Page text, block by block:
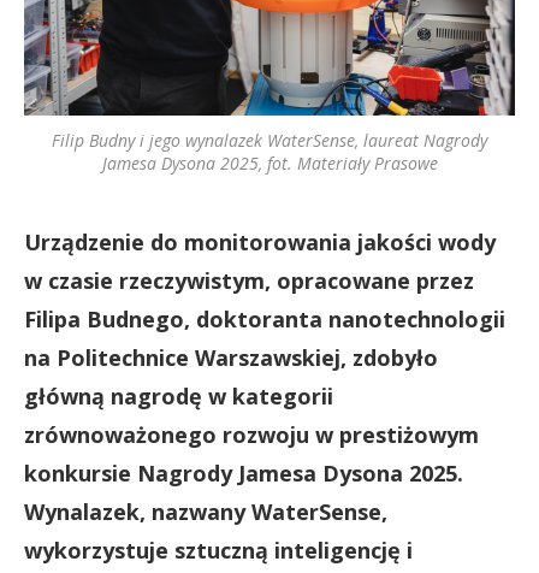
Filip Budny i jego wynalazek WaterSense, laureat Nagrody
Jamesa Dysona 2025, fot. Materiały Prasowe
Urządzenie do monitorowania jakości wody
w czasie rzeczywistym, opracowane przez
Filipa Budnego, doktoranta nanotechnologii
na Politechnice Warszawskiej, zdobyło
główną nagrodę w kategorii
zrównoważonego rozwoju w prestiżowym
konkursie Nagrody Jamesa Dysona 2025.
Wynalazek, nazwany WaterSense,
wykorzystuje sztuczną inteligencję i